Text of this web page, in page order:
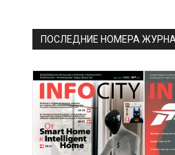
ПОСЛЕДНИЕ НОМЕРА